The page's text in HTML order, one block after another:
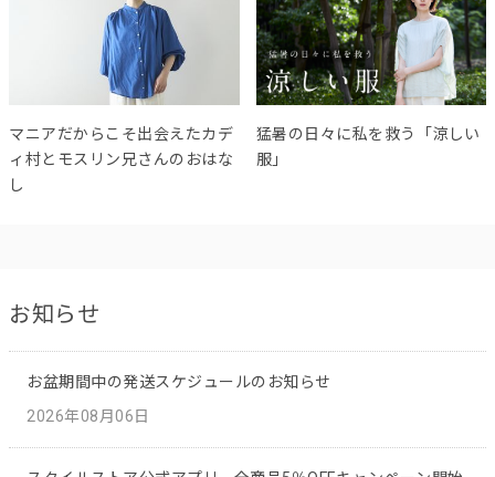
マニアだからこそ出会えたカデ
ィ村とモスリン兄さんのおはな
し
猛暑の日々に私を救う「涼しい
服」
お知らせ
お盆期間中の発送スケジュールのお知らせ
2026年08月06日